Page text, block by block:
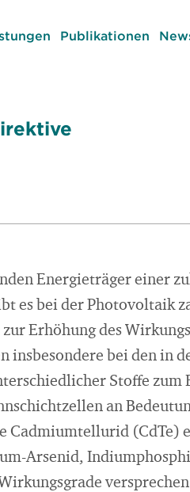
Publikationen
Energieträger einer
es bei der Photovoltaik
Erhöhung des
insbesondere bei den in
Stoffe zum
an
Cadmiumtellurid (CdTe)
Arsenid,